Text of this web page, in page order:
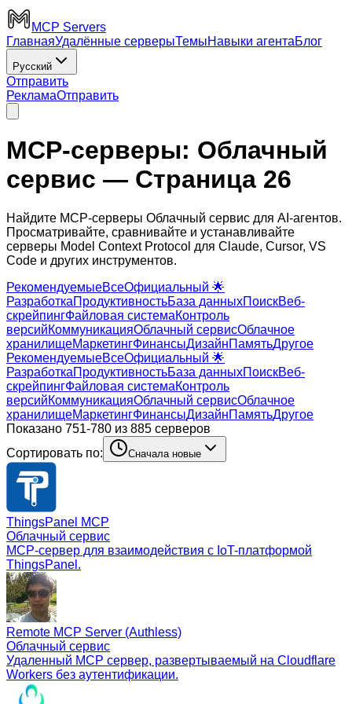
MCP Servers
ГлавнаяУдалённые серверыТемыНавыки агентаБлог
Русский
Отправить
РекламаОтправить
MCP-серверы: Облачный
сервис — Страница 26
Найдите MCP-серверы Облачный сервис для AI-агентов.
Просматривайте, сравнивайте и устанавливайте
серверы Model Context Protocol для Claude, Cursor, VS
Code и других инструментов.
РекомендуемыеВсеОфициальный 🌟
РазработкаПродуктивностьБаза данныхПоискВеб-
скрейпингФайловая системаКонтроль
версийКоммуникацияОблачный сервисОблачное
хранилищеМаркетингФинансыДизайнПамятьДругое
РекомендуемыеВсеОфициальный 🌟
РазработкаПродуктивностьБаза данныхПоискВеб-
скрейпингФайловая системаКонтроль
версийКоммуникацияОблачный сервисОблачное
хранилищеМаркетингФинансыДизайнПамятьДругое
Показано 751-780 из 885 серверов
Сортировать по:
Сначала новые
ThingsPanel MCP
Облачный сервис
MCP-сервер для взаимодействия с IoT-платформой
ThingsPanel.
Remote MCP Server (Authless)
Облачный сервис
Удаленный MCP сервер, развертываемый на Cloudflare
Workers без аутентификации.